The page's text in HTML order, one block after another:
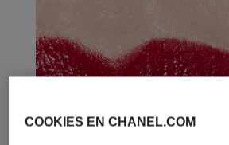
COOKIES EN CHANEL.COM